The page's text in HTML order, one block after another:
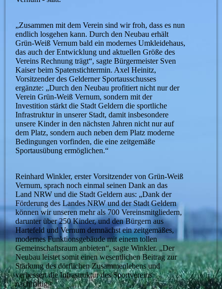
„Zusammen mit dem Verein sind wir froh, dass es nun
endlich losgehen kann. Durch den Neubau erhält
Grün-Weiß Vernum bald ein modernes Umkleidehaus,
das auch der Entwicklung und aktuellen Größe des
Vereins Rechnung trägt“, sagte Bürgermeister Sven
Kaiser beim Spatenstichtermin. Axel Heinitz,
Vorsitzender des Gelderner Sportausschusses
ergänzte: „Durch den Neubau profitiert nicht nur der
Verein Grün-Weiß Vernum, sondern mit der
Investition stärkt die Stadt Geldern die sportliche
Infrastruktur in unserer Stadt, damit insbesondere
unsere Kinder in den nächsten Jahren nicht nur auf
dem Platz, sondern auch neben dem Platz moderne
Bedingungen vorfinden, die eine zeitgemäße
Sportausübung ermöglichen.“
Reinhard Winkler, erster Vorsitzender von Grün-Weiß
Vernum, sprach noch einmal seinen Dank an das
Land NRW und die Stadt Geldern aus: „Dank der
Förderung des Landes NRW und der Stadt Geldern
können wir unseren mehr als 700 Vereinsmitgliedern,
darunter über 250 Kinder, und den Bürgern aus
Hartefeld und Vernum demnächst ein zeitgemäßes,
modernes Funktionsgebäude mit einem tollen
Gemeinschaftsraum anbieten“, sagte Winkler. „Der
Neubau leistet somit einen wesentlichen Beitrag zur
Stärkung des dörflichen Zusammenlebens und
verbessert die Infrastruktur des Sportvereins
nachhaltig.“